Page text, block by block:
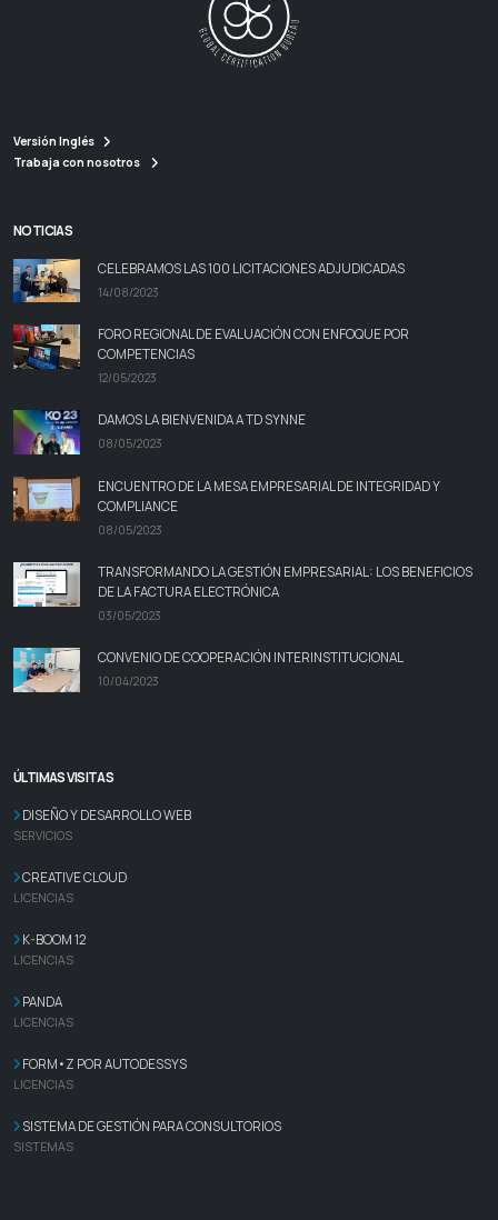
Versión Inglés
Trabaja con nosotros
NOTICIAS
CELEBRAMOS LAS 100 LICITACIONES ADJUDICADAS
14/08/2023
FORO REGIONAL DE EVALUACIÓN CON ENFOQUE POR
COMPETENCIAS
12/05/2023
DAMOS LA BIENVENIDA A TD SYNNE
08/05/2023
ENCUENTRO DE LA MESA EMPRESARIAL DE INTEGRIDAD Y
COMPLIANCE
08/05/2023
TRANSFORMANDO LA GESTIÓN EMPRESARIAL: LOS BENEFICIOS
DE LA FACTURA ELECTRÓNICA
03/05/2023
CONVENIO DE COOPERACIÓN INTERINSTITUCIONAL
10/04/2023
ÚLTIMAS VISITAS
DISEÑO Y DESARROLLO WEB
SERVICIOS
CREATIVE CLOUD
LICENCIAS
K-BOOM 12
LICENCIAS
PANDA
LICENCIAS
FORM•Z POR AUTODESSYS
LICENCIAS
SISTEMA DE GESTIÓN PARA CONSULTORIOS
SISTEMAS